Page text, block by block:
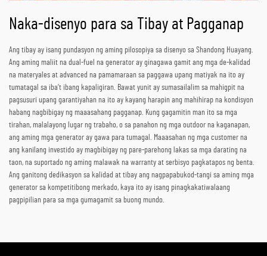
Naka-disenyo para sa Tibay at Pagganap
Ang tibay ay isang pundasyon ng aming pilosopiya sa disenyo sa Shandong Huayang.
Ang aming maliit na dual-fuel na generator ay ginagawa gamit ang mga de-kalidad
na materyales at advanced na pamamaraan sa paggawa upang matiyak na ito ay
tumatagal sa iba’t ibang kapaligiran. Bawat yunit ay sumasailalim sa mahigpit na
pagsusuri upang garantiyahan na ito ay kayang harapin ang mahihirap na kondisyon
habang nagbibigay ng maaasahang pagganap. Kung gagamitin man ito sa mga
tirahan, malalayong lugar ng trabaho, o sa panahon ng mga outdoor na kaganapan,
ang aming mga generator ay gawa para tumagal. Maaasahan ng mga customer na
ang kanilang investido ay magbibigay ng pare-parehong lakas sa mga darating na
taon, na suportado ng aming malawak na warranty at serbisyo pagkatapos ng benta.
Ang ganitong dedikasyon sa kalidad at tibay ang nagpapabukod-tangi sa aming mga
generator sa kompetitibong merkado, kaya ito ay isang pinagkakatiwalaang
pagpipilian para sa mga gumagamit sa buong mundo.